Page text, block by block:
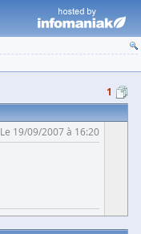
1
Le 19/09/2007 à 16:20